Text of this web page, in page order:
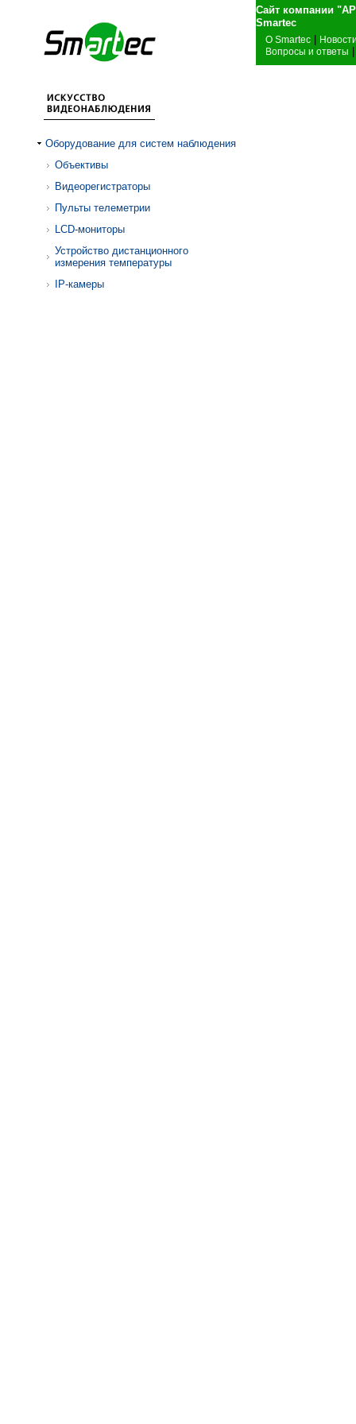
Сайт компании
О Smartec
Вопросы и ответы
Оборудование для систем наблюдения
Объективы
Видеорегистраторы
Пульты телеметрии
LCD-мониторы
Устройство дистанционного
измерения температуры
IP-камеры